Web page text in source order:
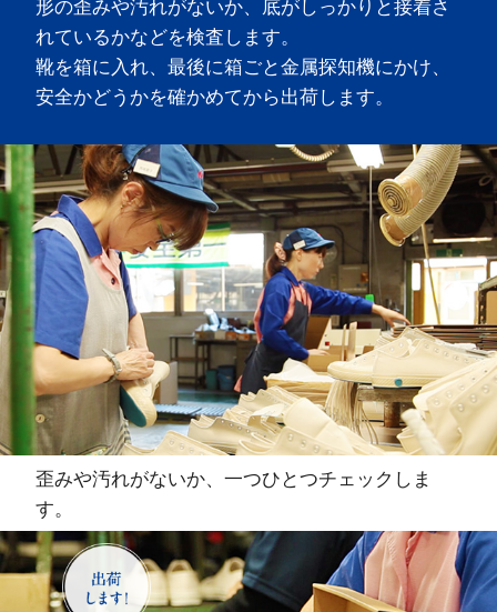
形の歪みや汚れがないか、底がしっかりと接着さ
れているかなどを検査します。
靴を箱に入れ、最後に箱ごと金属探知機にかけ、
安全かどうかを確かめてから出荷します。
歪みや汚れがないか、一つひとつチェックしま
す。